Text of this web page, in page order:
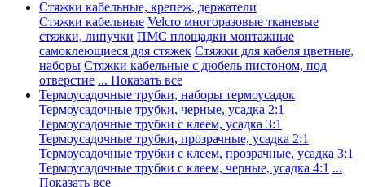
Стяжки кабельные, крепеж, держатели
Стяжки кабельные Velcro многоразовые тканевые
стяжки, липучки ПМС площадки монтажные
самоклеющиеся для стяжек Стяжки для кабеля цветные,
наборы Стяжки кабельные с дюбель пистоном, под
отверстие ... Показать все
Термоусадочные трубки, наборы термоусадок
Термоусадочные трубки, черные, усадка 2:1
Термоусадочные трубки с клеем, усадка 3:1
Термоусадочные трубки, прозрачные, усадка 2:1
Термоусадочные трубки с клеем, прозрачные, усадка 3:1
Термоусадочные трубки с клеем, черные, усадка 4:1 ...
Показать все